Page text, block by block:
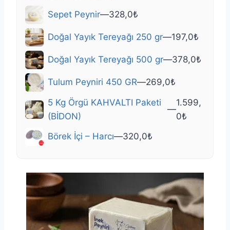
Sepet Peynir—328,0₺
Doğal Yayık Tereyağı 250 gr—197,0₺
Doğal Yayık Tereyağı 500 gr—378,0₺
Tulum Peyniri 450 GR—269,0₺
5 Kg Örgü KAHVALTI Paketi
(BİDON)
—
1.599,
0₺
Börek İçi – Harcı—320,0₺